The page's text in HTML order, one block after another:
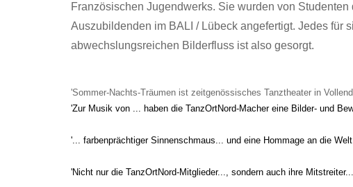
Französischen Jugendwerks. Sie wurden von
Auszubildenden im BALI / Lübeck angefertigt. Jedes für
abwechslungsreichen Bilderfluss ist also gesorgt.
'Sommer-Nachts-Träumen ist zeitgenössisches Tanztheater in
'Zur Musik von ... haben die TanzOrtNord-Macher eine Bilder- und
'... farbenprächtiger Sinnenschmaus... und eine Hommage an die
'Nicht nur die TanzOrtNord-Mitglieder..., sondern auch ihre